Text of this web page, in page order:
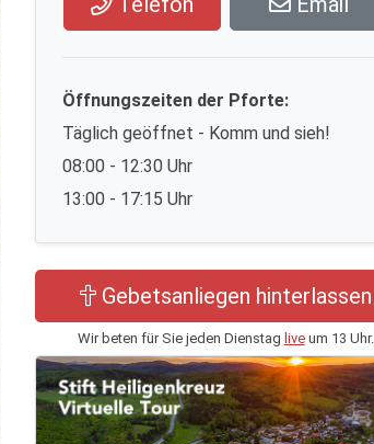
Öffnungszeiten der Pforte:
Täglich geöffnet - Komm und sieh!
08:00 - 12:30 Uhr
13:00 - 17:15 Uhr
Gebetsanliegen hinterlassen
Wir beten für Sie jeden Dienstag liveum 13 Uhr.